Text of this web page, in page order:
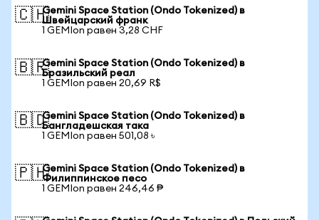
🇨🇭Gemini Space Station (Ondo Tokenized) в
Швейцарский франк
1 GEMIon равен 3,28 CHF
🇧🇷Gemini Space Station (Ondo Tokenized) в
Бразильский реал
1 GEMIon равен 20,69 R$
🇧🇩Gemini Space Station (Ondo Tokenized) в
Бангладешская така
1 GEMIon равен 501,08 ৳
🇵🇭Gemini Space Station (Ondo Tokenized) в
Филиппинское песо
1 GEMIon равен 246,46 ₱